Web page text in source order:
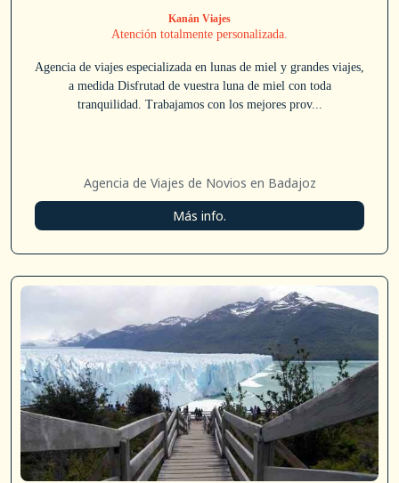
Kanán Viajes
Atención totalmente personalizada.
Agencia de viajes especializada en lunas de miel y grandes viajes,
a medida Disfrutad de vuestra luna de miel con toda
tranquilidad. Trabajamos con los mejores prov...
Agencia de Viajes de Novios en Badajoz
Más info.